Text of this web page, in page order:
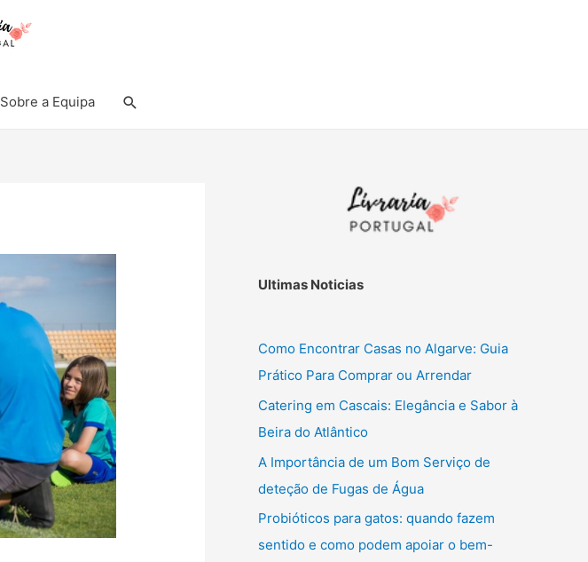
Sobre a Equipa Search
Ultimas Noticias
Como Encontrar Casas no Algarve: Guia
Prático Para Comprar ou Arrendar
Catering em Cascais: Elegância e Sabor à
Beira do Atlântico
A Importância de um Bom Serviço de
deteção de Fugas de Água
Probióticos para gatos: quando fazem
sentido e como podem apoiar o bem-